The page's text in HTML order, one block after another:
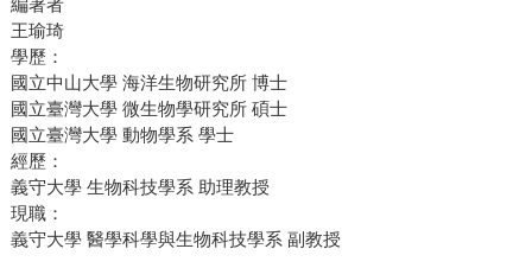
編著者
王瑜琦
學歷：
國立中山大學 海洋生物研究所 博士
國立臺灣大學 微生物學研究所 碩士
國立臺灣大學 動物學系 學士
經歷：
義守大學 生物科技學系 助理教授
現職：
義守大學 醫學科學與生物科技學系 副教授